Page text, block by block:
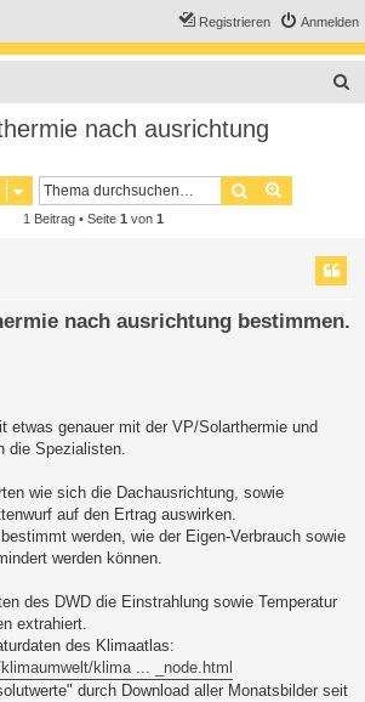
Anmelden
Registrieren
nach ausrichtung
Suche
1 Beitrag • Seite 1 von 1
nach ausrichtung bestimmen.
etwas genauer mit der VP/Solarthermie und
die Spezialisten.
wie sich die Dachausrichtung, sowie
auf den Ertrag auswirken.
werden, wie der Eigen-Verbrauch sowie
werden können.
des DWD die Einstrahlung sowie Temperatur
extrahiert.
des Klimaatlas:
klima ... _node.html
durch Download aller Monatsbilder seit